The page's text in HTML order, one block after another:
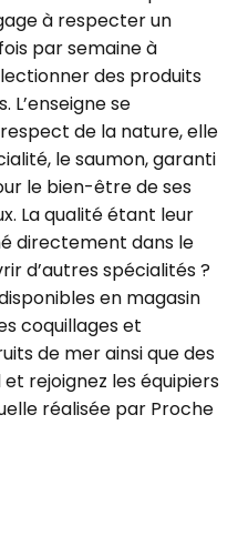
à respecter un
par semaine à
des produits
L’enseigne se
de la nature, elle
le saumon, garanti
le bien-être de ses
La qualité étant leur
directement dans le
d’autres spécialités ?
en magasin
coquillages et
de mer ainsi que des
rejoignez les équipiers
réalisée par Proche